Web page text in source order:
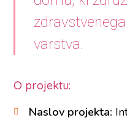
varstva.
O projektu:
Naslov projekta: